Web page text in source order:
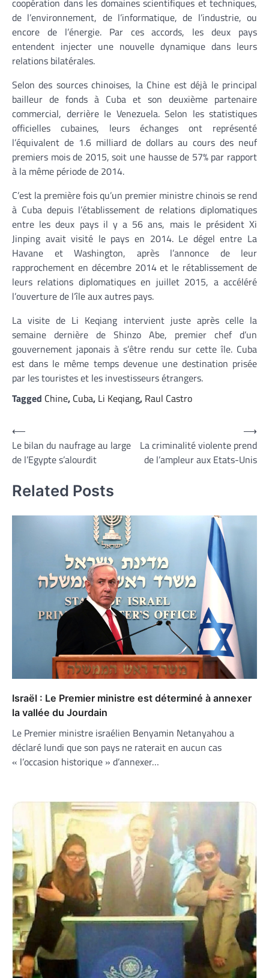
coopération dans les domaines scientifiques et techniques,
de l’environnement, de l’informatique, de l’industrie, ou
encore de l’énergie. Par ces accords, les deux pays
entendent injecter une nouvelle dynamique dans leurs
relations bilatérales.
Selon des sources chinoises, la Chine est déjà le principal
bailleur de fonds à Cuba et son deuxième partenaire
commercial, derrière le Venezuela. Selon les statistiques
officielles cubaines, leurs échanges ont représenté
l’équivalent de 1.6 milliard de dollars au cours des neuf
premiers mois de 2015, soit une hausse de 57% par rapport
à la même période de 2014.
C’est la première fois qu’un premier ministre chinois se rend
à Cuba depuis l’établissement de relations diplomatiques
entre les deux pays il y a 56 ans, mais le président Xi
Jinping avait visité le pays en 2014. Le dégel entre La
Havane et Washington, après l’annonce de leur
rapprochement en décembre 2014 et le rétablissement de
leurs relations diplomatiques en juillet 2015, a accéléré
l’ouverture de l’île aux autres pays.
La visite de Li Keqiang intervient juste après celle la
semaine dernière de Shinzo Abe, premier chef d’un
gouvernement japonais à s’être rendu sur cette île. Cuba
est dans le même temps devenue une destination prisée
par les touristes et les investisseurs étrangers.
Tagged Chine, Cuba, Li Keqiang, Raul Castro
Navigation
de
l’article
⟵
Le bilan du naufrage au large
de l’Egypte s’alourdit
La criminalité violente prend
de l’ampleur aux Etats-Unis
⟶
Related Posts
Israël : Le Premier ministre est déterminé à annexer
la vallée du Jourdain
Le Premier ministre israélien Benyamin Netanyahou a
déclaré lundi que son pays ne raterait en aucun cas
« l’occasion historique » d’annexer…